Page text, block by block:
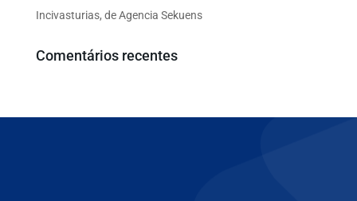
Incivasturias, de Agencia Sekuens
Comentários recentes